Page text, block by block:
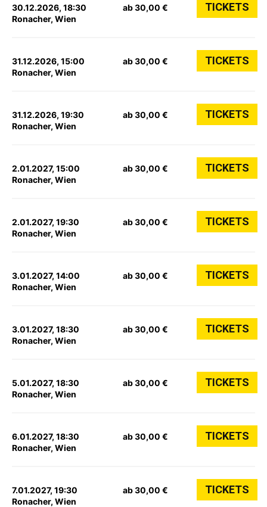
30.12.2026, 18:30
Ronacher, Wien
ab 30,00 € TICKETS
31.12.2026, 15:00
Ronacher, Wien
ab 30,00 € TICKETS
31.12.2026, 19:30
Ronacher, Wien
ab 30,00 € TICKETS
2.01.2027, 15:00
Ronacher, Wien
ab 30,00 € TICKETS
2.01.2027, 19:30
Ronacher, Wien
ab 30,00 € TICKETS
3.01.2027, 14:00
Ronacher, Wien
ab 30,00 € TICKETS
3.01.2027, 18:30
Ronacher, Wien
ab 30,00 € TICKETS
5.01.2027, 18:30
Ronacher, Wien
ab 30,00 € TICKETS
6.01.2027, 18:30
Ronacher, Wien
ab 30,00 € TICKETS
7.01.2027, 19:30
Ronacher, Wien
ab 30,00 € TICKETS